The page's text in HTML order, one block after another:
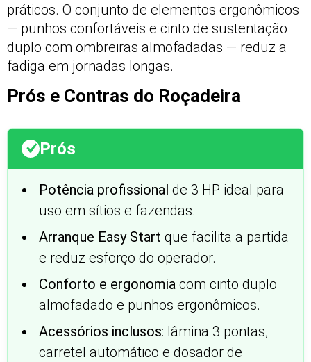
práticos. O conjunto de elementos ergonômicos
— punhos confortáveis e cinto de sustentação
duplo com ombreiras almofadadas — reduz a
fadiga em jornadas longas.
Prós e Contras do Roçadeira
Prós
Potência profissional de 3 HP ideal para
uso em sítios e fazendas.
Arranque Easy Start que facilita a partida
e reduz esforço do operador.
Conforto e ergonomia com cinto duplo
almofadado e punhos ergonômicos.
Acessórios inclusos: lâmina 3 pontas,
carretel automático e dosador de